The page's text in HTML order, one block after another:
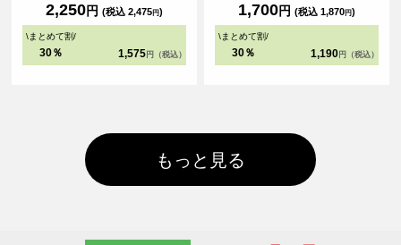
2,250円 (税込 2,475円)
\まとめて割/
30％ 1,575 円（税込）
1,700円 (税込 1,870円)
\まとめて割/
30％ 1,190 円（税込）
もっと見る